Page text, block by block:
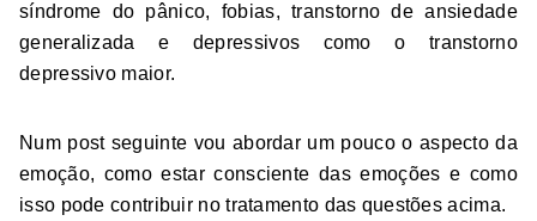
síndrome do pânico, fobias, transtorno de ansiedade
generalizada e depressivos como o transtorno
depressivo maior.
Num post seguinte vou abordar um pouco o aspecto da
emoção, como estar consciente das emoções e como
isso pode contribuir no tratamento das questões acima.